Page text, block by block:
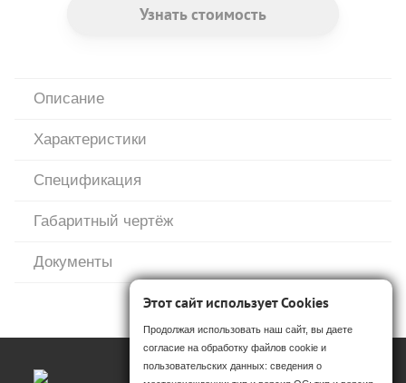
Узнать стоимость
Описание
Характеристики
Спецификация
Габаритный чертёж
Документы
Этот сайт использует Cookies
Продолжая использовать наш сайт, вы даете
согласие на обработку файлов cookie и
пользовательских данных: сведения о